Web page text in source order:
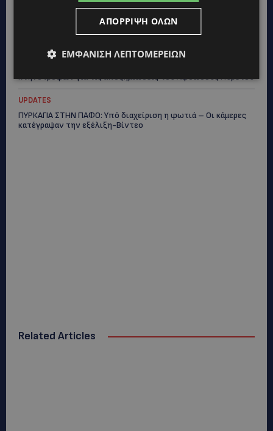
ανοίγει τον δρόμο για φθηνότερο ρεύμα και ενεργειακή
ΣΤΕΛΛΑ ΜΙΧΑΗΛΙΔΟΥ: Εγκρίθηκε σχέδιο €1,65 εκατ. για τη
κτηνοτρόφων για τις αποζημιώσεις του Αφθώδους Πυρετού
UPDATES
ΠΥΡΚΑΓΙΑ ΣΤΗΝ ΠΑΦΟ: Υπό διαχείριση η φωτιά – Οι κάμερες
κατέγραψαν την εξέλιξη-Βίντεο
Related Articles
ΑΠΌΡΡΙΨΗ ΌΛΩΝ
ΕΜΦΆΝΙΣΗ ΛΕΠΤΟΜΕΡΕΙΏΝ